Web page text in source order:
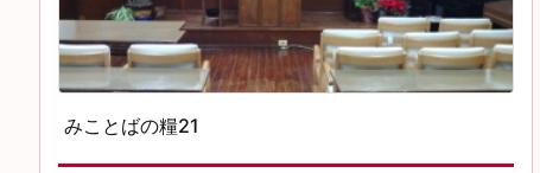
みことばの糧21